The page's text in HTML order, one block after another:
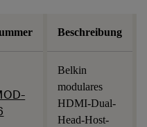
Beschreibung
Belkin
modulares
HDMI-Dual-
Head-Host-